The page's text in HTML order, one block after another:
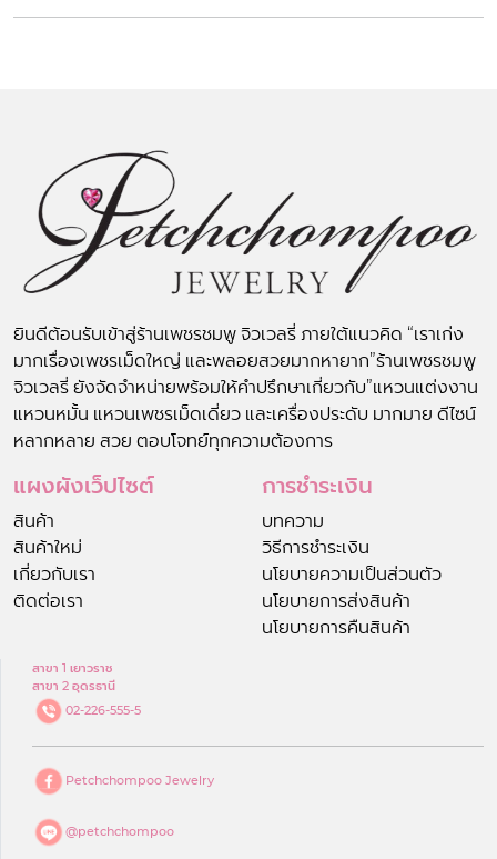
ยินดีต้อนรับเข้าสู่ร้านเพชรชมพู จิวเวลรี่ ภายใต้แนวคิด “เราเก่ง
มากเรื่องเพชรเม็ดใหญ่ และพลอยสวยมากหายาก”ร้านเพชรชมพู
จิวเวลรี่ ยังจัดจำหน่ายพร้อมให้คำปรึกษาเกี่ยวกับ”แหวนแต่งงาน
แหวนหมั้น แหวนเพชรเม็ดเดี่ยว และเครื่องประดับ มากมาย ดีไซน์
หลากหลาย สวย ตอบโจทย์ทุกความต้องการ
แผงผังเว็ปไซต์
สินค้า
สินค้าใหม่
เกี่ยวกับเรา
ติดต่อเรา
การชำระเงิน
บทความ
วิธีการชำระเงิน
นโยบายความเป็นส่วนตัว
นโยบายการส่งสินค้า
นโยบายการคืนสินค้า
สาขา 1 เยาวราช
สาขา 2 อุดรธานี
02-226-555-5
Petchchompoo Jewelry
@petchchompoo